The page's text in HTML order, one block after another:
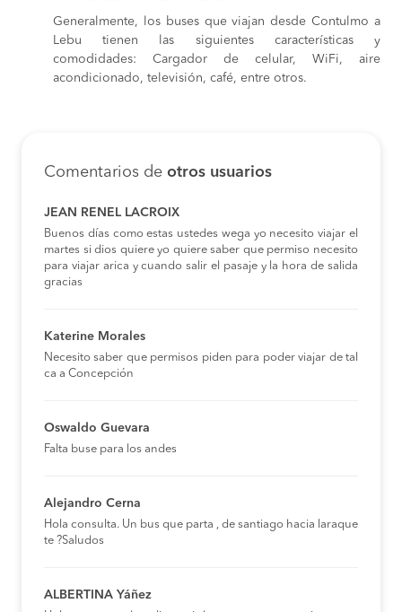
Generalmente, los buses que viajan desde Contulmo a
Lebu tienen las siguientes características y
comodidades: Cargador de celular, WiFi, aire
acondicionado, televisión, café, entre otros.
Comentarios de otros usuarios
JEAN RENEL LACROIX
Buenos días como estas ustedes wega yo necesito viajar el
martes si dios quiere yo quiere saber que permiso necesito
para viajar arica y cuando salir el pasaje y la hora de salida
gracias
Katerine Morales
Necesito saber que permisos piden para poder viajar de tal
ca a Concepción
Oswaldo Guevara
Falta buse para los andes
Alejandro Cerna
Hola consulta. Un bus que parta , de santiago hacia laraque
te ?Saludos
ALBERTINA Yáñez